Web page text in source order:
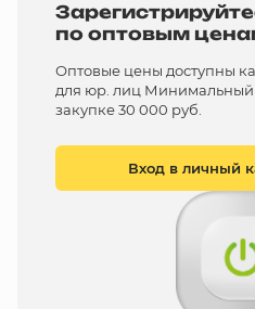
по оптовым
Оптовые цены доступны
для юр. лиц Минимальный
закупке 30 000 руб.
Вход в личный